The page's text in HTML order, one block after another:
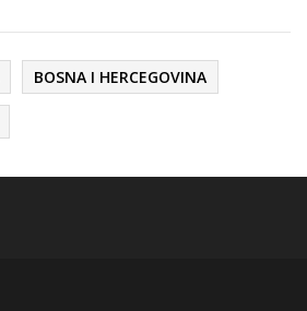
BOSNA I HERCEGOVINA